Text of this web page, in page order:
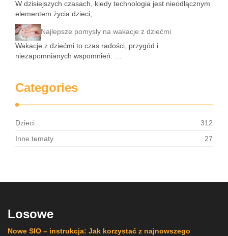
W dzisiejszych czasach, kiedy technologia jest nieodłącznym
elementem życia dzieci, …
Najlepsze pomysły na wakacje z dziećmi
Wakacje z dziećmi to czas radości, przygód i
niezapomnianych wspomnień. …
Categories
Dzieci
312
Inne tematy
27
Losowe
Nowe SIO – instrukcja: Jak korzystać z najnowszego